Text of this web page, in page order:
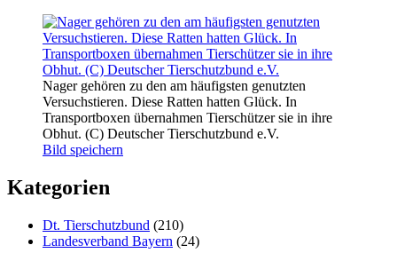
Nager gehören zu den am häufigsten genutzten
Versuchstieren. Diese Ratten hatten Glück. In
Transportboxen übernahmen Tierschützer sie in ihre
Obhut. (C) Deutscher Tierschutzbund e.V.
Bild speichern
Kategorien
Dt. Tierschutzbund (210)
Landesverband Bayern (24)